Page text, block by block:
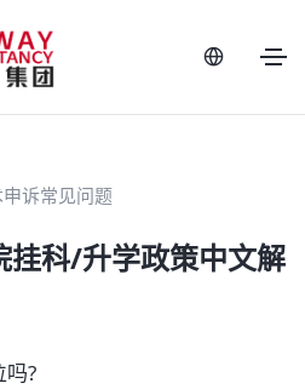
申诉常见问题
挂科/升学政策中文解
?